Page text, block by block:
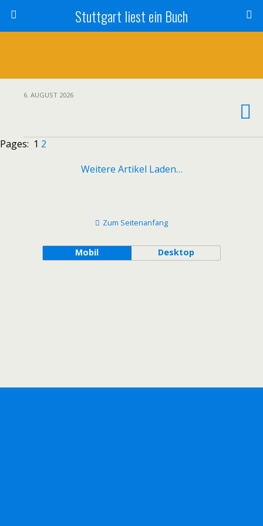
Stuttgart liest ein Buch
6. AUGUST 2026
Pages: 1 2
Weitere Artikel Laden…
Zum Seitenanfang
Mobil Desktop